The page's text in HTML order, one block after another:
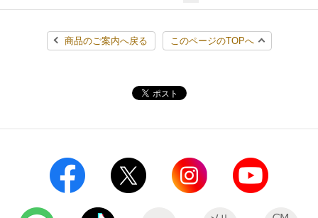
商品のご案内へ戻る このページのTOPへ